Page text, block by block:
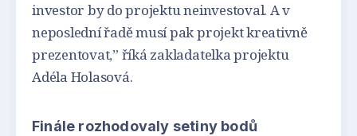
investor by do projektu neinvestoval. A v
neposlední řadě musí pak projekt kreativně
prezentovat,” říká zakladatelka projektu
Adéla Holasová.
Finále rozhodovaly setiny bodů